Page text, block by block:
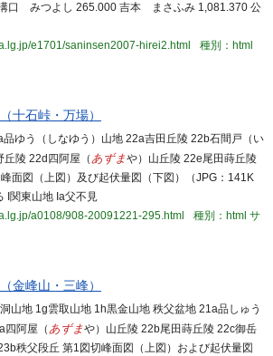
口 みつよし 265.000 吉本 まさふみ 1,081.370 公
e1701/saninsen2007-hirei2.html
種別：html
十石峠・万場）
ゆう（しなゆう）山地 22a吉田丘陵 22b石間戸（い
丘陵 22d四阿屋（ あずまや）山丘陵 22e尾田蒔丘陵
面図（上図）及び起伏量図（下図）（JPG：141K
I関東山地 Ia父不見
a0108/908-20091221-295.html
種別：html サ
金峰山・三峰）
山地 1g雲取山地 1h黒金山地 秩父盆地 21a品しゅう
四阿屋（ あずまや）山丘陵 22b尾田蒔丘陵 22c御岳
秩父段丘 第1図切峰面図（上図）および起伏量図